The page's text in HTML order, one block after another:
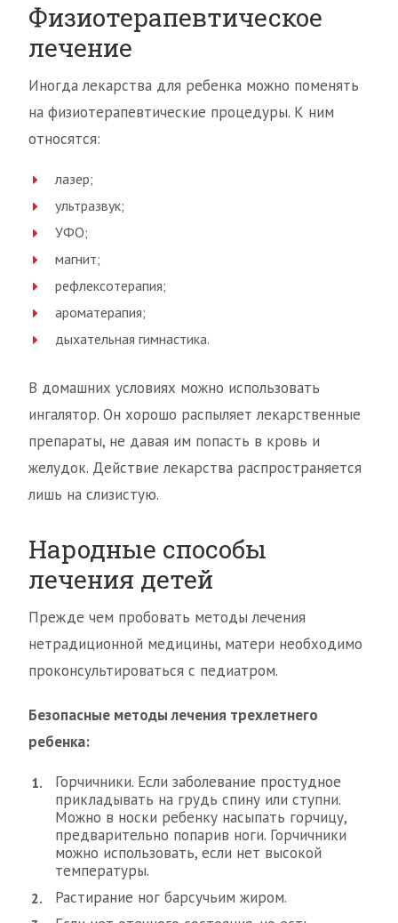
Физиотерапевтическое
лечение
Иногда лекарства для ребенка можно поменять
на физиотерапевтические процедуры. К ним
относятся:
лазер;
ультразвук;
УФО;
магнит;
рефлексотерапия;
ароматерапия;
дыхательная гимнастика.
В домашних условиях можно использовать
ингалятор. Он хорошо распыляет лекарственные
препараты, не давая им попасть в кровь и
желудок. Действие лекарства распространяется
лишь на слизистую.
Народные способы
лечения детей
Прежде чем пробовать методы лечения
нетрадиционной медицины, матери необходимо
проконсультироваться с педиатром.
Безопасные методы лечения трехлетнего
ребенка:
Горчичники. Если заболевание простудное
прикладывать на грудь спину или ступни.
Можно в носки ребенку насыпать горчицу,
предварительно попарив ноги. Горчичники
можно использовать, если нет высокой
температуры.
Растирание ног барсучьим жиром.